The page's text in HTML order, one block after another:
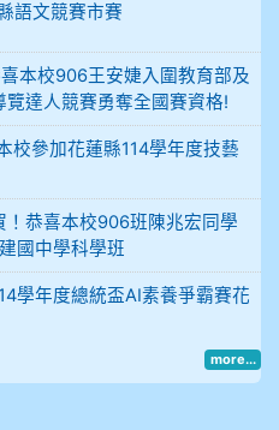
文5
語文競賽市賽
本校906王安婕入圍教育部及
覽達人競賽勇奪全國賽資格!
參加花蓮縣114學年度技藝
恭喜本校906班陳兆宏同學
國中學科學班
學年度總統盃AI素養爭霸賽花
more...